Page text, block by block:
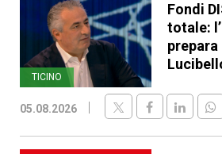
TICINO
Fondi
totale:
05.08.2026